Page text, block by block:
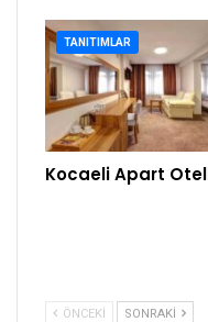
TANITIMLAR
Kocaeli Apart
ÖNCEKI SONRAKI